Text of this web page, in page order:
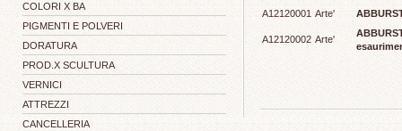
COLORI X BA
PIGMENTI E POLVERI
DORATURA
PROD.X SCULTURA
VERNICI
ATTREZZI
CANCELLERIA
A12120001 Arte'
A12120002 Arte'